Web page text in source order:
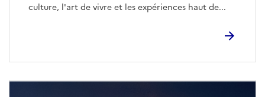
culture, l'art de vivre et les expériences haut de...